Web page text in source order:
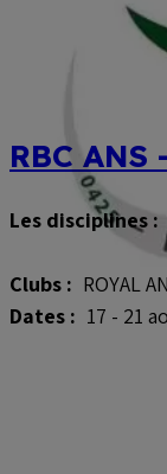
RBC
Les disciplines :
Clubs : ROYAL
Dates : 17 - 21